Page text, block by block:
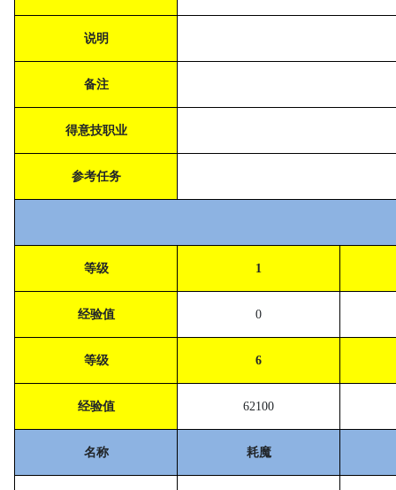
说明
备注
得意技职业
参考任务
等级 1
经验值 0
等级 6
经验值 62100
名称 耗魔